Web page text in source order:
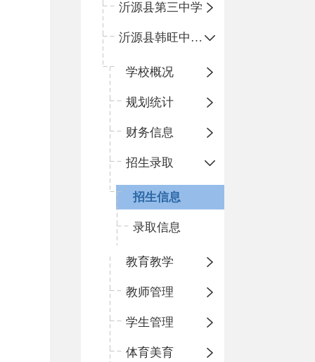
沂源县第三中学
沂源县韩旺中心学校
学校概况
规划统计
财务信息
招生录取
招生信息
录取信息
教育教学
教师管理
学生管理
体育美育